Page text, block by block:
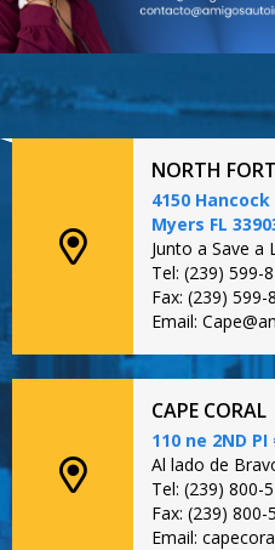
NORTH
4150
Myers FL
Junto a Save a
Tel: (239) 599-
Fax: (239) 599-
Email:
CAPE CORAL
110 ne 2ND PI
Al lado de
Tel: (239) 800-
Fax: (239) 800-
Email: